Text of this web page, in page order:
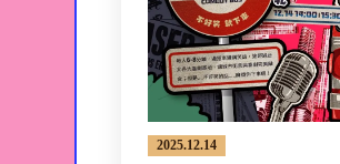
2025.12.14